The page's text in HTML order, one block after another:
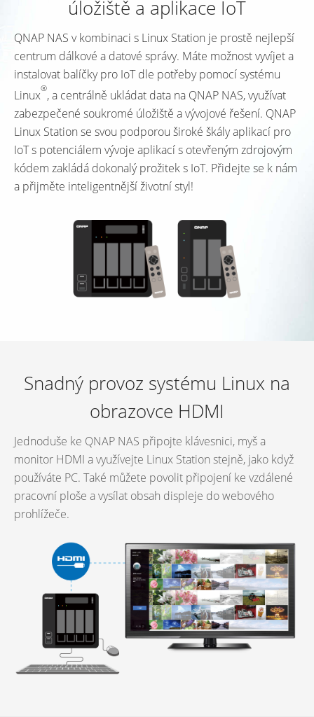
úložiště a aplikace IoT
QNAP NAS v kombinaci s Linux Station je prostě nejlepší
centrum dálkové a datové správy. Máte možnost vyvíjet a
instalovat balíčky pro IoT dle potřeby pomocí systému
Linux®, a centrálně ukládat data na QNAP NAS, využívat
zabezpečené soukromé úložiště a vývojové řešení. QNAP
Linux Station se svou podporou široké škály aplikací pro
IoT s potenciálem vývoje aplikací s otevřeným zdrojovým
kódem zakládá dokonalý prožitek s IoT. Přidejte se k nám
a přijměte inteligentnější životní styl!
Snadný provoz systému Linux na
obrazovce HDMI
Jednoduše ke QNAP NAS připojte klávesnici, myš a
monitor HDMI a využívejte Linux Station stejně, jako když
používáte PC. Také můžete povolit připojení ke vzdálené
pracovní ploše a vysílat obsah displeje do webového
prohlížeče.